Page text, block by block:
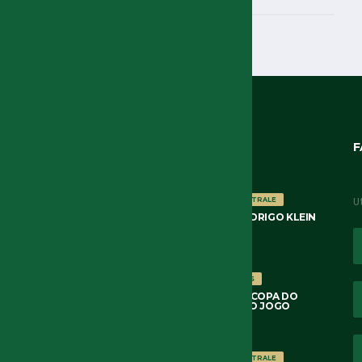
OSSERVATORIO ARBITRALE
ARBITRAGEM DE RAFAEL RODRIGO KLEIN
NOTÍCIAS
FORTALEZA 3×2 PALMEIRAS COPA DO
BRASIL 2026 8AS DE FINAL 2O JOGO
OSSERVATORIO ARBITRALE